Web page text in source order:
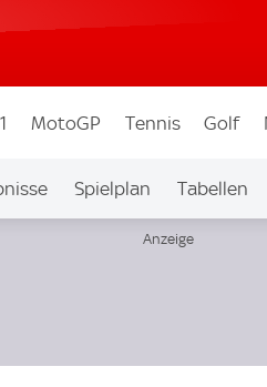
MotoGP Tennis Golf
Spielplan Tabellen